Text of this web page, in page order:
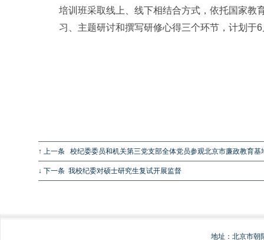
培训班采取线上、线下相结合方式，依托国家教
习、主题研讨和撰写研修心得三个环节，计划于
↑ 上一条 校纪委委员和机关第三党支部全体党员参观北京市廉政教育基
↓ 下一条 我校纪委对硕士研究生复试开展监督
地址：北京市